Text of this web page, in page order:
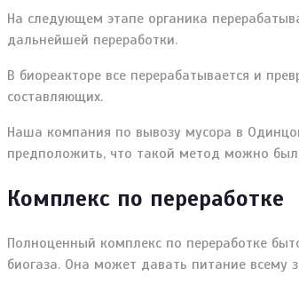
На следующем этапе органика
дальнейшей переработки.
В биореакторе все перерабатывается и
составляющих.
Наша компания по вывозу мусора в
предположить, что такой метод можно
Комплекс по переработке
Полноценный комплекс по переработке
биогаза. Она может давать питание всему